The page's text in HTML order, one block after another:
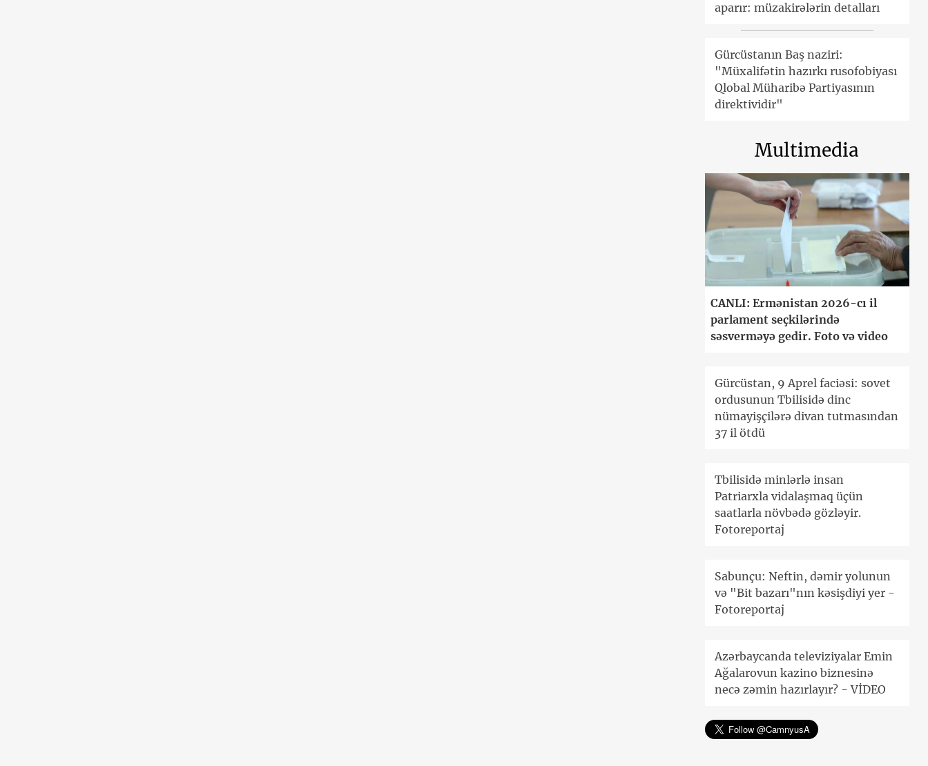
aparır: müzakirələrin detalları
Gürcüstanın Baş naziri:
"Müxalifətin hazırkı rusofobiyası
Qlobal Müharibə Partiyasının
direktividir"
Multimedia
CANLI: Ermənistan 2026-cı il
parlament seçkilərində
səsverməyə gedir. Foto və video
Gürcüstan, 9 Aprel faciəsi: sovet
ordusunun Tbilisidə dinc
nümayişçilərə divan tutmasından
37 il ötdü
Tbilisidə minlərlə insan
Patriarxla vidalaşmaq üçün
saatlarla növbədə gözləyir.
Fotoreportaj
Sabunçu: Neftin, dəmir yolunun
və "Bit bazarı"nın kəsişdiyi yer -
Fotoreportaj
Azərbaycanda televiziyalar Emin
Ağalarovun kazino biznesinə
necə zəmin hazırlayır? - VİDEO